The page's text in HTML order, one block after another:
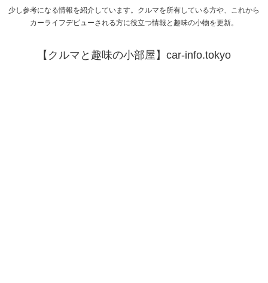
少し参考になる情報を紹介しています。クルマを所有している方や、これから
カーライフデビューされる方に役立つ情報と趣味の小物を更新。
【クルマと趣味の小部屋】car-info.tokyo